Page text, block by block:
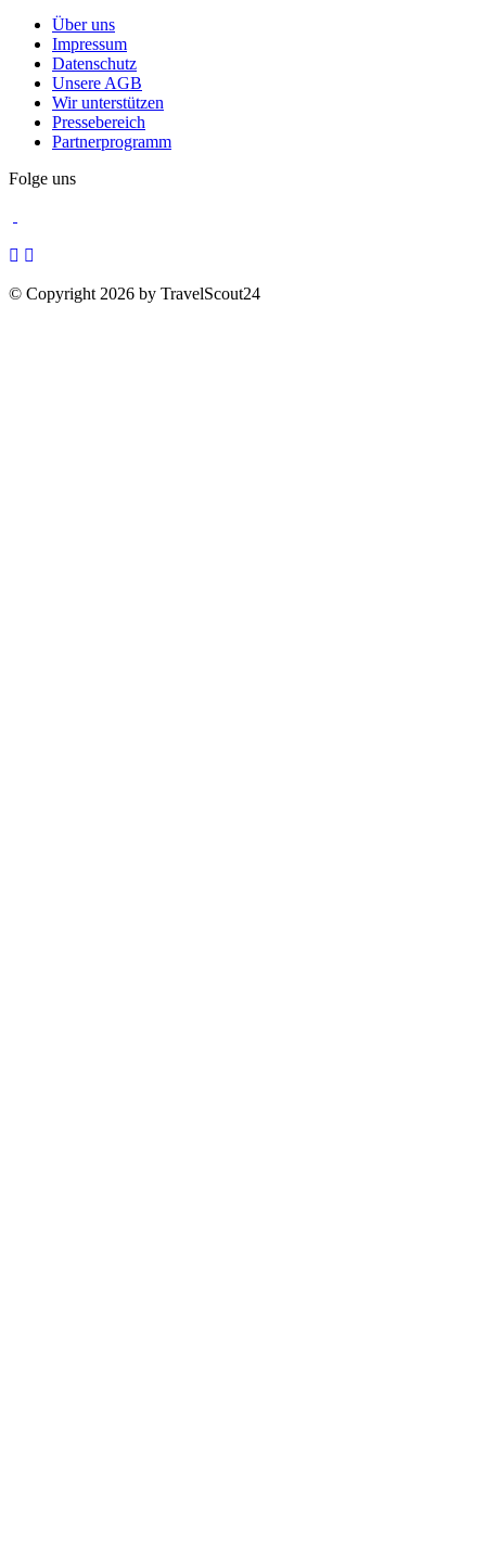
Über uns
Impressum
Datenschutz
Unsere AGB
Wir unterstützen
Pressebereich
Partnerprogramm
Folge uns
© Copyright 2026 by TravelScout24